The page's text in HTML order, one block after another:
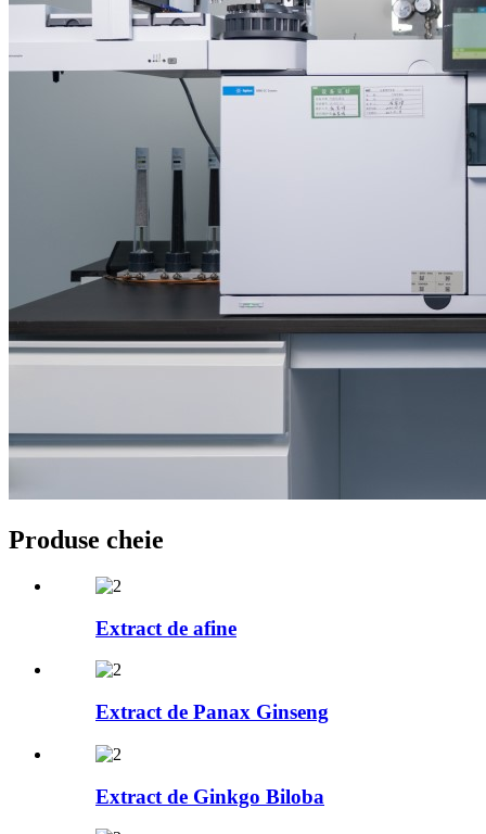
Produse cheie
Extract de afine
Extract de Panax Ginseng
Extract de Ginkgo Biloba